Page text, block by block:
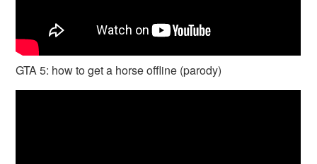
GTA 5: how to get a horse offline (parody)